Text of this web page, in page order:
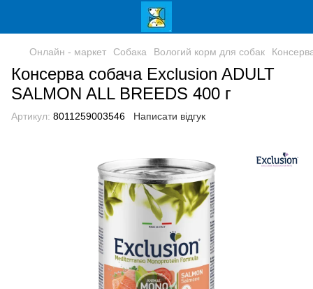
Онлайн - маркет Собака Вологий корм для собак
Консерва собача Exclusion ADULT
SALMON ALL BREEDS 400 г
Артикул: 8011259003546 Написати відгук